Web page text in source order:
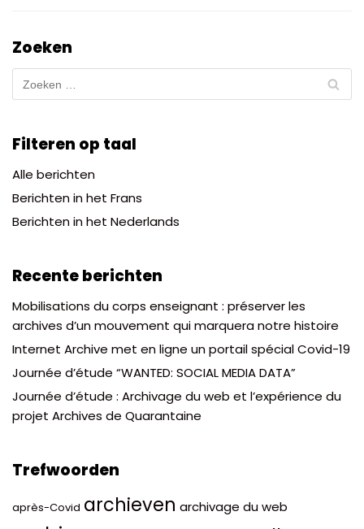
Zoeken
Filteren op taal
Alle berichten
Berichten in het Frans
Berichten in het Nederlands
Recente berichten
Mobilisations du corps enseignant : préserver les
archives d’un mouvement qui marquera notre histoire
Internet Archive met en ligne un portail spécial Covid-19
Journée d’étude “WANTED: SOCIAL MEDIA DATA”
Journée d’étude : Archivage du web et l’expérience du
projet Archives de Quarantaine
Trefwoorden
après-Covid archieven archivage du web